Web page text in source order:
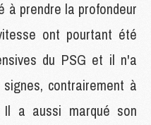
à prendre la profondeur
ont pourtant été
du PSG et il n'a
contrairement à
Il a aussi marqué son